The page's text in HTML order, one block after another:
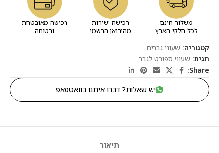
משלוח חינם
לכל חלקי הארץ
רכישה ישירות
מהיבואן הרשמי
רכישה מאובטחת
ובטוחה
קטגוריה: שעוני גברים
תגית: שעוני ספורט לגבר
Share:
יש שאלות? דברו איתנו בוואטסאפ
תיאור